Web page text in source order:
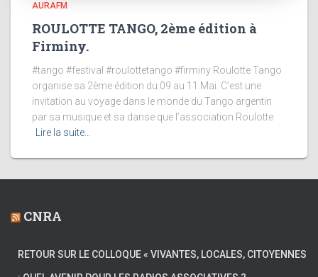
AURAFM
ROULOTTE TANGO, 2ème édition à
Firminy.
#tango #festival #roulottetango #firminy Roulotte Tango
organise sa 2ème édition du 09 au 11 Mai. C’est une
invitation au voyage dans le monde du Tango argentin
par sa musique et sa danse que l’association Roulotte
Lire la suite…
CNRA
RETOUR SUR LE COLLOQUE « VIVANTES, LOCALES, CITOYENNES